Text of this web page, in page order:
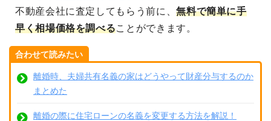
不動産会社に査定してもらう前に、無料で簡単に手
早く相場価格を調べることができます。
合わせて読みたい
離婚時、夫婦共有名義の家はどうやって財産分与するのか
まとめた
離婚の際に住宅ローンの名義を変更する方法を解説！